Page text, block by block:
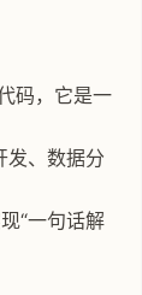
码，它是一
发、数据分
“一句话解